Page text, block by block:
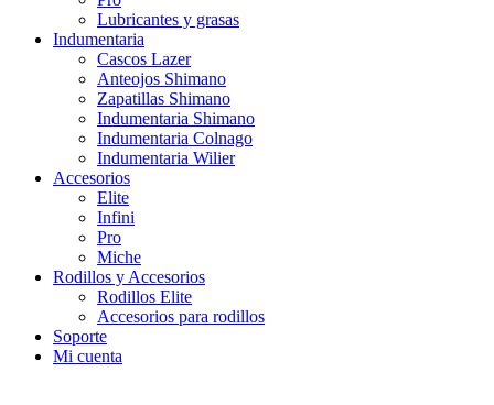
Lubricantes y grasas
Indumentaria
Cascos Lazer
Anteojos Shimano
Zapatillas Shimano
Indumentaria Shimano
Indumentaria Colnago
Indumentaria Wilier
Accesorios
Elite
Infini
Pro
Miche
Rodillos y Accesorios
Rodillos Elite
Accesorios para rodillos
Soporte
Mi cuenta